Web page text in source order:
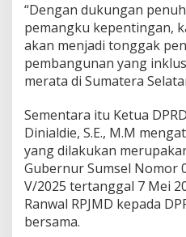
“Dengan dukungan
pemangku kepentingan,
akan menjadi tonggak
pembangunan yang
merata di Sumatera
Sementara itu Ketua
Dinialdie, S.E., M.M
yang dilakukan
Gubernur Sumsel Nomor
V/2025 tertanggal 7 Mei
Ranwal RPJMD kepada
bersama.